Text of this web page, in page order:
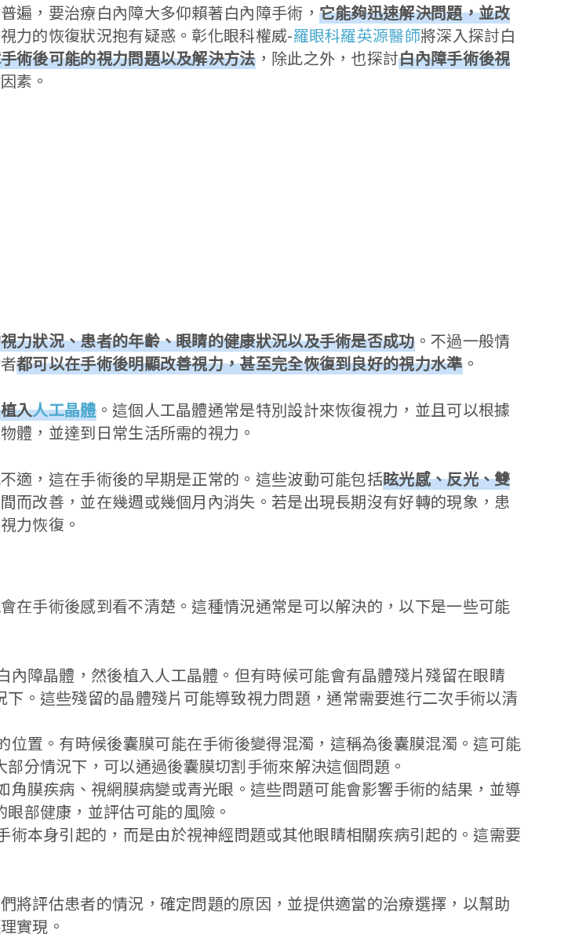
遍，要治療白內障大多仰賴著白內障手術， 它能夠迅速解決問題，並改
力的恢復狀況抱有疑惑。彰化眼科權威-羅眼科羅英源醫師將深入探討白
術後可能的視力問題以及解決方法，除此之外，也探討白內障手術後視
素。
力狀況、患者的年齡、眼睛的健康狀況以及手術是否成功。不過一般情
都可以在手術後明顯改善視力，甚至完全恢復到良好的視力水準。
入人工晶體。這個人工晶體通常是特別設計來恢復視力，並且可以根據
體，並達到日常生活所需的視力。
適，這在手術後的早期是正常的。這些波動可能包括眩光感、反光、雙
而改善，並在幾週或幾個月內消失。若是出現長期沒有好轉的現象，患
力恢復。
在手術後感到看不清楚。這種情況通常是可以解決的，以下是一些可能
內障晶體，然後植入人工晶體。但有時候可能會有晶體殘片殘留在眼睛
。這些殘留的晶體殘片可能導致視力問題，通常需要進行二次手術以清
位置。有時候後囊膜可能在手術後變得混濁，這稱為後囊膜混濁。這可能
分情況下，可以通過後囊膜切割手術來解決這個問題。
角膜疾病、視網膜病變或青光眼。這些問題可能會影響手術的結果，並導
部健康，並評估可能的風險。
術本身引起的，而是由於視神經問題或其他眼睛相關疾病引起的。這需要
將評估患者的情況，確定問題的原因，並提供適當的治療選擇，以幫助
實現。